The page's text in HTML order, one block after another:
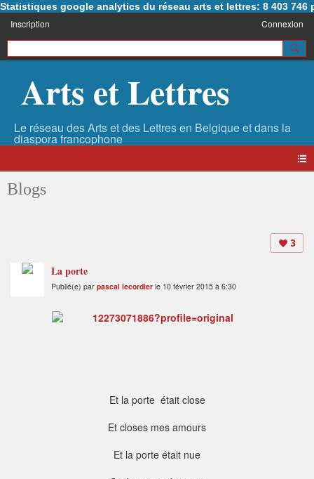
Statistiques google analytics du réseau arts et lettres: 8 403 746
Inscription Connexion
Arts et Lettres
Blogs
3
La porte
Publié(e) par pascal lecordier le 10 février 2015 à 6:30
Et la porte était close
Et closes mes amours
Et la porte était nue